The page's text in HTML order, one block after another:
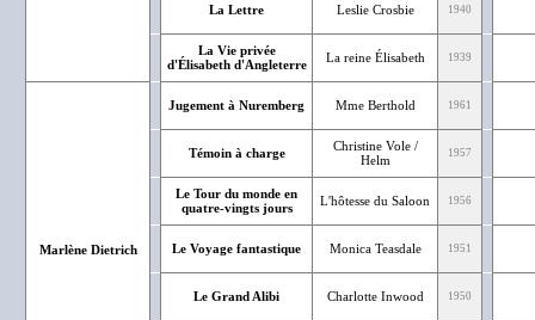
La Lettre Leslie Crosbie 1940
La Vie privée
d'Élisabeth d'Angleterre
La reine Élisabeth 1939
Marlène Dietrich
Jugement à Nuremberg Mme Berthold 1961
Témoin à charge
Christine Vole /
Helm
1957
Le Tour du monde en
quatre-vingts jours
L'hôtesse du Saloon 1956
Le Voyage fantastique Monica Teasdale 1951
Le Grand Alibi Charlotte Inwood 1950